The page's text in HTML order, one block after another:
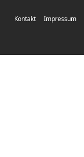
Kontakt Impressum